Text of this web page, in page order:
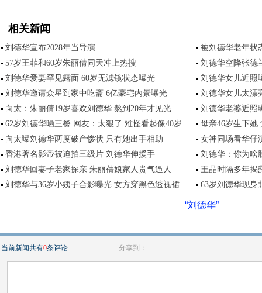
相关新闻
刘德华宣布2028年当导演
被刘德华老年状
57岁王菲和60岁朱丽倩同天冲上热搜
刘德华空降张德
刘德华爱妻罕见露面 60岁无滤镜状态曝光
刘德华女儿近照
刘德华邀请众星到家中吃斋 6亿豪宅内景曝光
刘德华女儿太漂
向太：朱丽倩19岁喜欢刘德华 熬到20年才见光
刘德华老婆近照
62岁刘德华晒三餐 网友：太狠了 难怪看起像40岁
母亲46岁生下她
向太曝刘德华两度破产惨状 只有她出手相助
女神同场看华仔
香港著名影帝被迫拍三级片 刘德华伸援手
刘德华：你为啥
刘德华回妻子老家探亲 朱丽蒨娘家人贵气逼人
王晶时隔多年揭
刘德华与36岁小姨子合影曝光 女方穿黑色透视裙
63岁刘德华现身
“刘德华”
当前新闻共有0条评论 分享到：